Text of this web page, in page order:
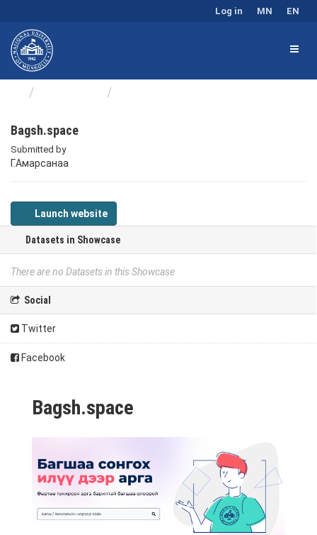
Log in MN EN
Bagsh.space
Submitted by
Г.Амарсанаа
Launch website
Datasets in Showcase
There are no Datasets in this Showcase
Social
Twitter
Facebook
Bagsh.space